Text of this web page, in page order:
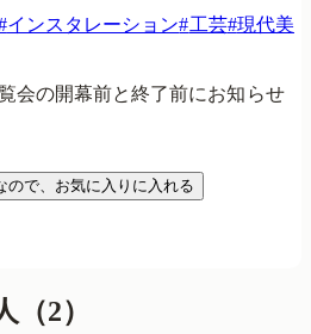
インスタレーション#工芸#現代美
会の開幕前と終了前にお知らせ
ので、お気に入りに入れる
（2）